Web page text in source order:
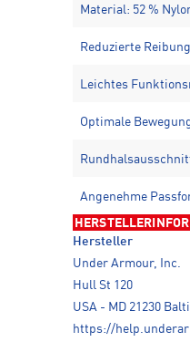
Material: 52 %
Reduzierte Reibung
Leichtes
Optimale
Angenehme
Hersteller
Under Armour, Inc.
Hull St 120
USA - MD 21230
https://